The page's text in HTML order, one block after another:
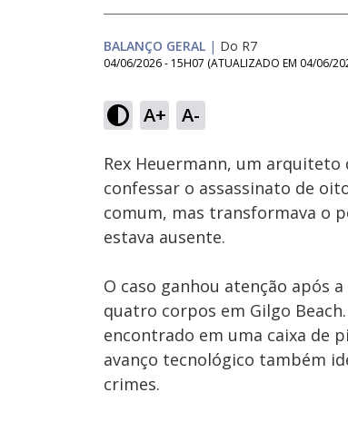
BALANÇO GERAL | Do R7
04/06/2026 - 15H07 (ATUALIZADO EM 04/06/
A+ A-
Ativar
Som
9.40%
Rex Heuermann, um arquiteto
confessar o assassinato de
comum, mas transformava o
estava ausente.
O caso ganhou atenção após
quatro corpos em Gilgo
encontrado em uma caixa de
avanço tecnológico também
crimes.